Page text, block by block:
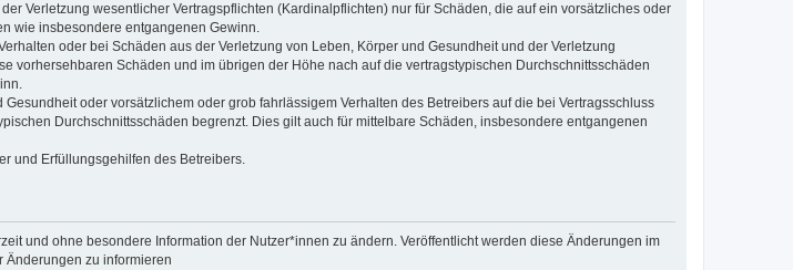
Verletzung wesentlicher Vertragspflichten (Kardinalpflichten) nur für Schäden, die auf ein vorsätzliches oder
wie insbesondere entgangenen Gewinn.
oder bei Schäden aus der Verletzung von Leben, Körper und Gesundheit und der Verletzung
vorhersehbaren Schäden und im übrigen der Höhe nach auf die vertragstypischen Durchschnittsschäden
oder vorsätzlichem oder grob fahrlässigem Verhalten des Betreibers auf die bei Vertragsschluss
Durchschnittsschäden begrenzt. Dies gilt auch für mittelbare Schäden, insbesondere entgangenen
und Erfüllungsgehilfen des Betreibers.
und ohne besondere Information der Nutzer*innen zu ändern. Veröffentlicht werden diese Änderungen im
Änderungen zu informieren